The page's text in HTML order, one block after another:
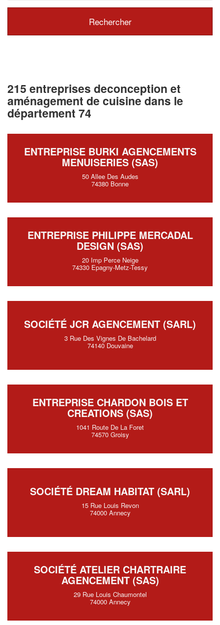
215 entreprises deconception et
aménagement de cuisine dans le
département 74
ENTREPRISE BURKI AGENCEMENTS
MENUISERIES (SAS)
50 Allee Des Audes
74380 Bonne
ENTREPRISE PHILIPPE MERCADAL
DESIGN (SAS)
20 Imp Perce Neige
74330 Epagny-Metz-Tessy
SOCIÉTÉ JCR AGENCEMENT (SARL)
3 Rue Des Vignes De Bachelard
74140 Douvaine
ENTREPRISE CHARDON BOIS ET
CREATIONS (SAS)
1041 Route De La Foret
74570 Groisy
SOCIÉTÉ DREAM HABITAT (SARL)
15 Rue Louis Revon
74000 Annecy
SOCIÉTÉ ATELIER CHARTRAIRE
AGENCEMENT (SAS)
29 Rue Louis Chaumontel
74000 Annecy